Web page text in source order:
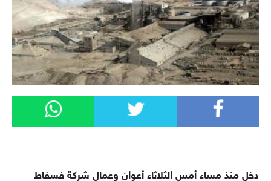
دخل منذ مساء أمس الثلاثاء أعوان وعمال شركة فسفاط